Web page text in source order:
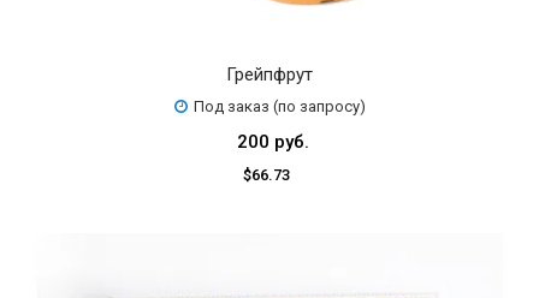
Грейпфрут
Под заказ (по запросу)
200 руб.
$66.73